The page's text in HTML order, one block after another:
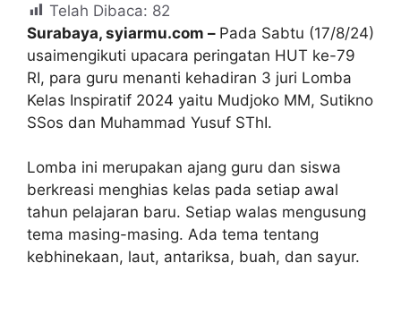
Telah Dibaca: 82
Surabaya, syiarmu.com – Pada Sabtu (17/8/24)
usaimengikuti upacara peringatan HUT ke-79
RI, para guru menanti kehadiran 3 juri Lomba
Kelas Inspiratif 2024 yaitu Mudjoko MM, Sutikno
SSos dan Muhammad Yusuf SThI.
Lomba ini merupakan ajang guru dan siswa
berkreasi menghias kelas pada setiap awal
tahun pelajaran baru. Setiap walas mengusung
tema masing-masing. Ada tema tentang
kebhinekaan, laut, antariksa, buah, dan sayur.